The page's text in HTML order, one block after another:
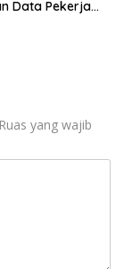
Data Pekerja
Ruas yang wajib